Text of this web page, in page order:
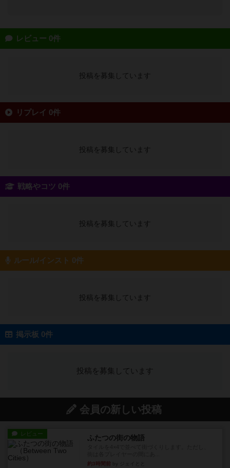
レビュー 0件
投稿を募集しています
リプレイ 0件
投稿を募集しています
戦略やコツ 0件
投稿を募集しています
ルール/インスト 0件
投稿を募集しています
掲示板 0件
投稿を募集しています
会員の新しい投稿
レビュー ふたつの街の物語
約3時間前